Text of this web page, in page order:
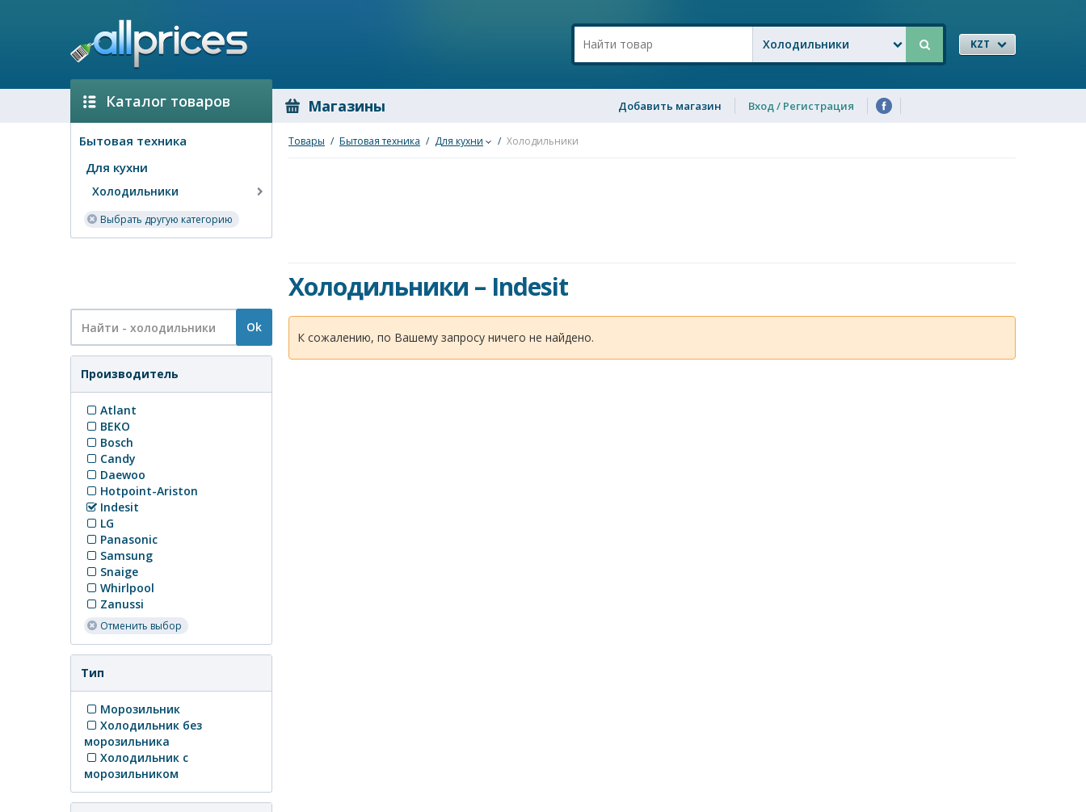
Холодильники KZT
Каталог товаров Магазины Добавить магазин Вход / Регистрация
Бытовая техника
Для кухни
Холодильники
Выбрать другую категорию
Ok
Производитель
Atlant
BEKO
Bosch
Candy
Daewoo
Hotpoint-Ariston
Indesit
LG
Panasonic
Samsung
Snaige
Whirlpool
Zanussi
Отменить выбор
Тип
Морозильник
Холодильник без
морозильника
Холодильник с
морозильником
Товары / Бытовая техника / Для кухни / Холодильники
Холодильники – Indesit
К сожалению, по Вашему запросу ничего не найдено.